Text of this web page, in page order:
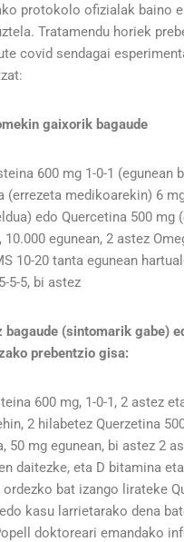
protokolo ofizialak baino
Tratamendu horiek
covid sendagai
gaixorik bagaude
600 mg 1-0-1 (egunean
(errezeta medikoarekin) 6
edo Quercetina 500 mg
10.000 egunean, 2 astez
10-20 tanta egunean
5-5, bi astez
bagaude (sintomarik gabe)
prebentzio gisa:
600 mg, 1-0-1, 2 astez
2 hilabetez Querzetina
50 mg egunean, bi astez 2
daitezke, eta D bitamina
ordezko bat izango lirateke
kasu larrietarako dena
doktoreari emandako